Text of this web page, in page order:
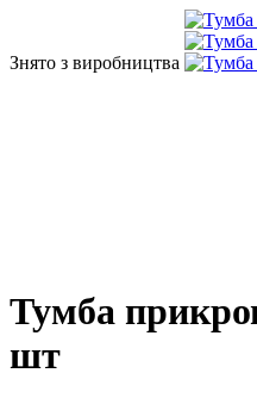
Знято з виробництва
Тумба
шт